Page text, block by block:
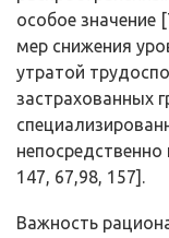
особое значение
мер снижения
утратой
застрахованных
147, 67,98, 157].
Важность